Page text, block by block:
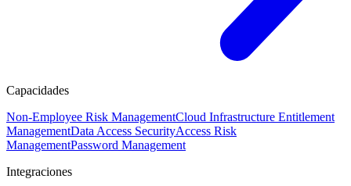
Capacidades
Non-Employee Risk ManagementCloud Infrastructure Entitlement
ManagementData Access SecurityAccess Risk
ManagementPassword Management
Integraciones